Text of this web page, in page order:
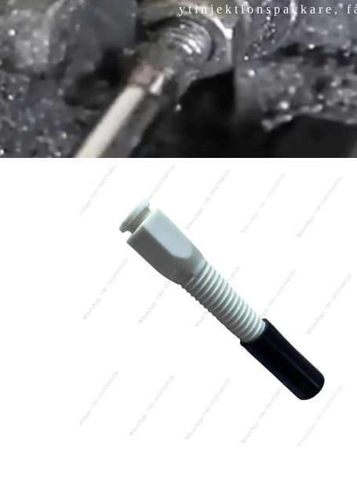
ytinjektionspackare,